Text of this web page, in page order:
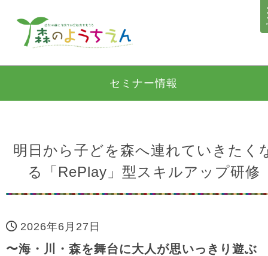
セミナー情報
明日から子どを森へ連れていきたく
る「RePlay」型スキルアップ研修
2026年6月27日
〜海・川・森を舞台に大人が思いっきり遊